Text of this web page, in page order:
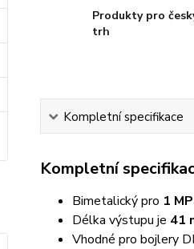
Produkty pro
trh
Kompletní specifikace
Kompletní
Bimetalický pro 1
Délka výstupu je 41
Vhodné pro bojlery